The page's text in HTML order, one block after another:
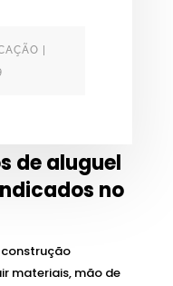
|
de aluguel
no
materiais, mão de